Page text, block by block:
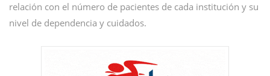
relación con el número de pacientes de cada institución y su
nivel de dependencia y cuidados.